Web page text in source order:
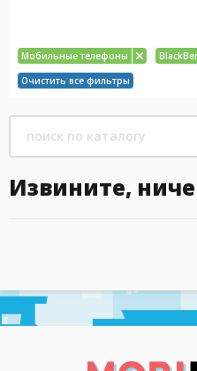
Мобильные телефоны
Очистить все фильтры
Извините,